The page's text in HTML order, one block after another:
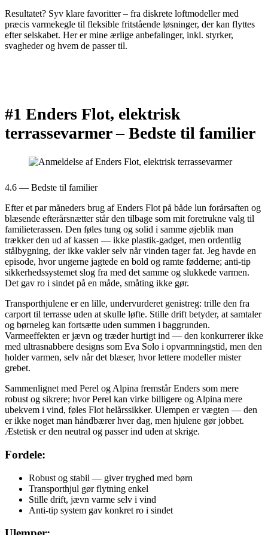
Resultatet? Syv klare favoritter – fra diskrete loftmodeller med
præcis varmekegle til fleksible fritstående løsninger, der kan flyttes
efter selskabet. Her er mine ærlige anbefalinger, inkl. styrker,
svagheder og hvem de passer til.
#1 Enders Flot, elektrisk
terrassevarmer –Bedste til familier
4.6 — Bedste til familier
Efter et par måneders brug af Enders Flot på både lun forårsaften og
blæsende efterårsnætter står den tilbage som mit foretrukne valg til
familieterassen. Den føles tung og solid i samme øjeblik man
trækker den ud af kassen — ikke plastik-gadget, men ordentlig
stålbygning, der ikke vakler selv når vinden tager fat. Jeg havde en
episode, hvor ungerne jagtede en bold og ramte fødderne; anti-tip
sikkerhedssystemet slog fra med det samme og slukkede varmen.
Det gav ro i sindet på en måde, småting ikke gør.
Transporthjulene er en lille, undervurderet genistreg: trille den fra
carport til terrasse uden at skulle løfte. Stille drift betyder, at samtaler
og børneleg kan fortsætte uden summen i baggrunden.
Varmeeffekten er jævn og træder hurtigt ind — den konkurrerer ikke
med ultrasnabbere designs som Eva Solo i opvarmningstid, men den
holder varmen, selv når det blæser, hvor lettere modeller mister
grebet.
Sammenlignet med Perel og Alpina fremstår Enders som mere
robust og sikrere; hvor Perel kan virke billigere og Alpina mere
ubekvem i vind, føles Flot helårssikker. Ulempen er vægten — den
er ikke noget man håndbærer hver dag, men hjulene gør jobbet.
Æstetisk er den neutral og passer ind uden at skrige.
Fordele:
Robust og stabil — giver tryghed med børn
Transporthjul gør flytning enkel
Stille drift, jævn varme selv i vind
Anti-tip system gav konkret ro i sindet